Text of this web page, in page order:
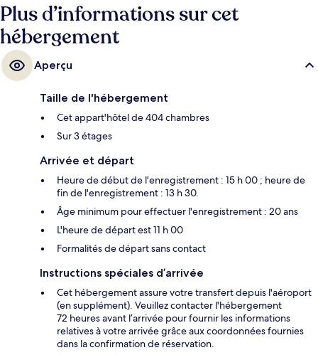
Plus d’informations sur cet
hébergement
Aperçu
Taille de l'hébergement
Cet appart'hôtel de 404 chambres
Sur 3 étages
Arrivée et départ
Heure de début de l'enregistrement : 15 h 00 ; heure de
fin de l'enregistrement : 13 h 30.
Âge minimum pour effectuer l'enregistrement : 20 ans
L'heure de départ est 11 h 00
Formalités de départ sans contact
Instructions spéciales d’arrivée
Cet hébergement assure votre transfert depuis l'aéroport
(en supplément). Veuillez contacter l'hébergement
72 heures avant l’arrivée pour fournir les informations
relatives à votre arrivée grâce aux coordonnées fournies
dans la confirmation de réservation.